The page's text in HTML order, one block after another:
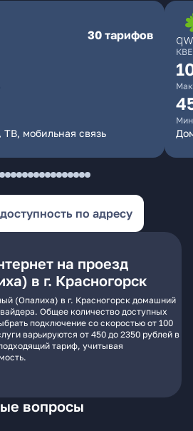
30 тарифов
мобильная связь
по адресу
на проезд
в г. Красногорск
(Опалиха) в г. Красногорск домашний
Общее количество доступных
подключение со скоростью от 100
варьируются от 450 до 2350 рублей в
тариф, учитывая
вопросы